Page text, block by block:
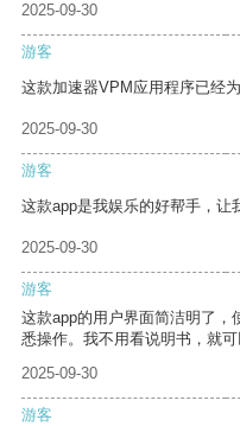
2025-09-30
游客
这款加速器VPM应用程序已经
2025-09-30
游客
这款app是我娱乐的好帮手，让
2025-09-30
游客
这款app的用户界面简洁明了，
悉操作。我不用看说明书，就可
2025-09-30
游客